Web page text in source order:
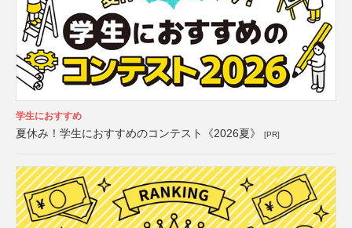
学生におすすめ
夏休み！学生におすすめのコンテスト《2026夏》 [PR]